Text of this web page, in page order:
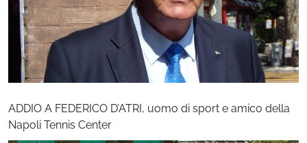
ADDIO A FEDERICO D’ATRI, uomo di sport e amico della
Napoli Tennis Center